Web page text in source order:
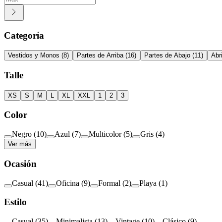
Categoría
Vestidos y Monos (8) Partes de Arriba (16) Partes de Abajo (11)
Talle
XS S M XL XXL 1 2 3
Color
Negro (10) Azul (7) Multicolor (5) Gris (4)
Ver más
Ocasión
Casual (41) Oficina (9) Formal (2) Playa (1)
Estilo